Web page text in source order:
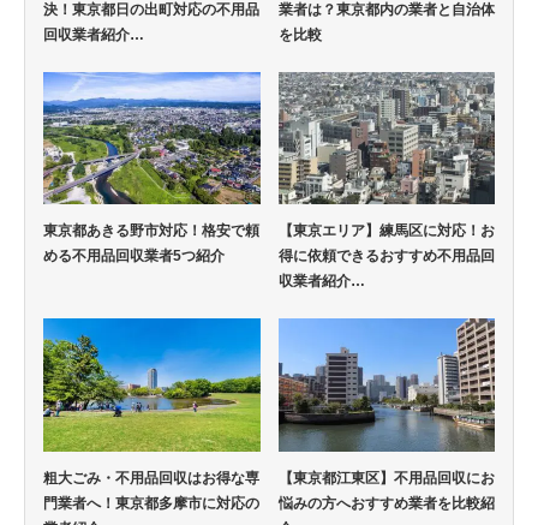
決！東京都日の出町対応の不用品
回収業者紹介…
業者は？東京都内の業者と自治体
を比較
東京都あきる野市対応！格安で頼
める不用品回収業者5つ紹介
【東京エリア】練馬区に対応！お
得に依頼できるおすすめ不用品回
収業者紹介…
粗大ごみ・不用品回収はお得な専
門業者へ！東京都多摩市に対応の
【東京都江東区】不用品回収にお
悩みの方へおすすめ業者を比較紹